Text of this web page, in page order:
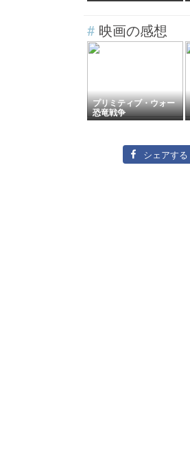
# 映画の感想
プリミティブ・ウォー
恐竜戦争
シェアする